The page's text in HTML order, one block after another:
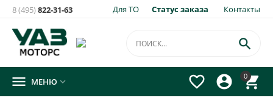
Для ТО Статус заказа Контакты
8 (495)822-31-63
0




 МЕНЮ 